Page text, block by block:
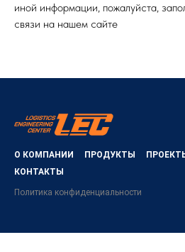
иной информации, пожалуйста,
связи на нашем сайте
О КОМПАНИИ ПРОДУКТЫ
КОНТАКТЫ
Политика конфиденциальности